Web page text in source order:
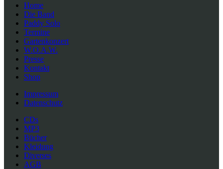
Home
Die Band
Paddy Solo
Termine
Gartenkonzert
W.O.A.W.
Presse
Kontakt
Shop
Impressum
Datenschutz
CDs
MP3
Bücher
Kleidung
Diverses
AGB